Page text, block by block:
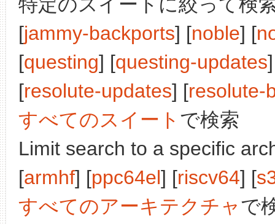
[jammy-backports] [noble] [
[questing] [questing-updates
[resolute-updates] [resolute-
すべてのスイート で検索
Limit search to a specific
[armhf] [ppc64el] [riscv64] [
すべてのアーキテクチャで